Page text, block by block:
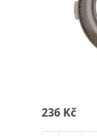
236 Kč